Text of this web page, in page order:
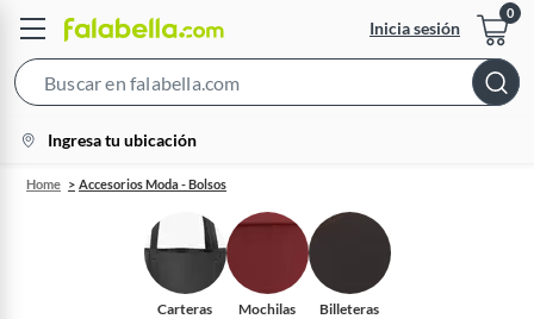
Inicia sesión
Bar
location-
icon
Ingresa tu ubicación
Home Accesorios Moda - Bolsos
Carteras Mochilas Billeteras